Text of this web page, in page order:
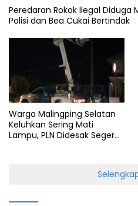
Peredaran Rokok Ilegal Diduga
Polisi dan Bea Cukai Bertindak
Warga Malingping Selatan
Keluhkan Sering Mati
Lampu, PLN Didesak Segera